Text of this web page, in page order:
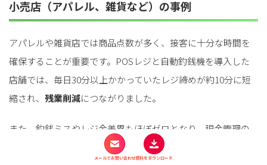
小売店（アパレル、雑貨など）の事例
アパレルや雑貨店では商品点数が多く、接客に十分な時間を
確保することが重要です。POSレジと自動釣銭機を導入した
店舗では、毎日30分以上かかっていたレジ締めが約10分に短
縮され、 残業削減につながりました。
また、釣銭ミスやレジ金差異もほぼゼロとなり、現金管理の
正確性が向上。会計がスムーズになったことで待ち時間が減
メールでお問い合わせ資料をダウンロード